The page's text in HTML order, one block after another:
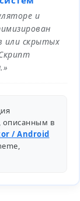
и
или скрытых
описанным в
/ Android